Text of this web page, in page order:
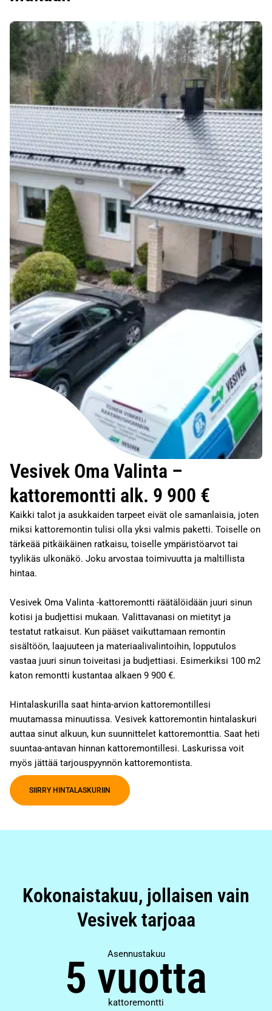
Vesivek Oma Valinta –
kattoremontti alk. 9 900 €
Kaikki talot ja asukkaiden tarpeet eivät ole samanlaisia, joten
miksi kattoremontin tulisi olla yksi valmis paketti. Toiselle on
tärkeää pitkäikäinen ratkaisu, toiselle ympäristöarvot tai
tyylikäs ulkonäkö. Joku arvostaa toimivuutta ja maltillista
hintaa.
Vesivek Oma Valinta -kattoremontti räätälöidään juuri sinun
kotisi ja budjettisi mukaan. Valittavanasi on mietityt ja
testatut ratkaisut. Kun pääset vaikuttamaan remontin
sisältöön, laajuuteen ja materiaalivalintoihin, lopputulos
vastaa juuri sinun toiveitasi ja budjettiasi. Esimerkiksi 100 m2
katon remontti kustantaa alkaen 9 900 €.
Hintalaskurilla saat hinta-arvion kattoremontillesi
muutamassa minuutissa. Vesivek kattoremontin hintalaskuri
auttaa sinut alkuun, kun suunnittelet kattoremonttia. Saat heti
suuntaa-antavan hinnan kattoremontillesi. Laskurissa voit
myös jättää tarjouspyynnön kattoremontista.
SIIRRY HINTALASKURIIN
Kokonaistakuu, jollaisen vain
Vesivek tarjoaa
Asennustakuu
5 vuotta
kattoremontti